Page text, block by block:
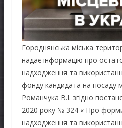
Городнянська міська
надає інформацію про
надходження та
фонду кандидата на посаду
Романчука В.І. згідно
2020 року № 324 « Про форми
надходження та